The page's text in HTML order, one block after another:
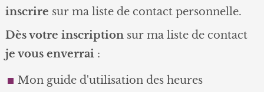
inscrire sur ma liste de contact personnelle.
Dès votre inscription sur ma liste de contact
je vous enverrai :
Mon guide d'utilisation des heures